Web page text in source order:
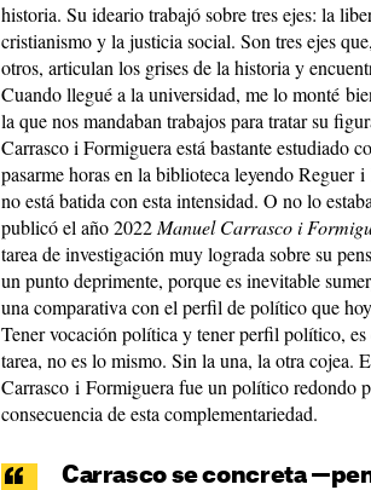
historia. Su ideario trabajó sobre tres ejes: la
cristianismo y la justicia social. Son tres ejes
otros, articulan los grises de la historia y
Cuando llegué a la universidad, me lo monté
la que nos mandaban trabajos para tratar su
Carrasco i Formiguera está bastante estudiado
pasarme horas en la biblioteca leyendo
no está batida con esta intensidad. O no lo
publicó el año 2022 Manuel Carrasco i
tarea de investigación muy lograda sobre su
un punto deprimente, porque es inevitable
una comparativa con el perfil de político que
Tener vocación política y tener perfil político,
tarea, no es lo mismo. Sin la una, la otra cojea.
Carrasco i Formiguera fue un político redondo
consecuencia de esta complementariedad.
Carrasco se concreta